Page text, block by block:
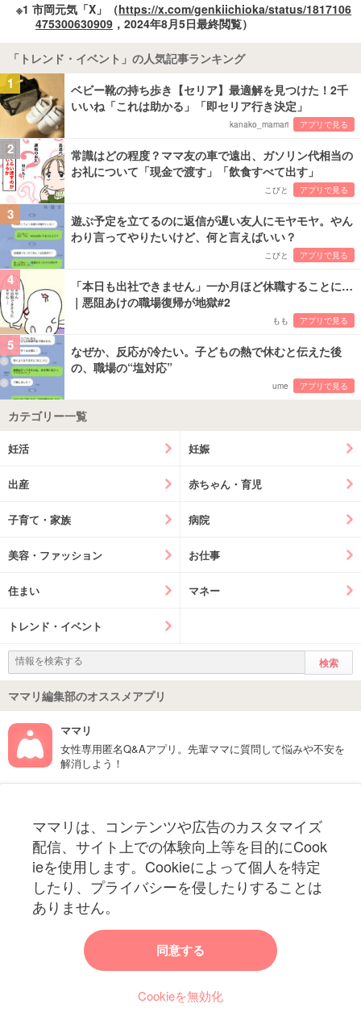
※1 市岡元気「X」（https://x.com/genkiichioka/status/1817106
475300630909 ，2024年8月5日最終閲覧）
「トレンド・イベント」の人気記事ランキング
1
ベビー靴の持ち歩き【セリア】最適解を見つけた！2千
いいね「これは助かる」「即セリア行き決定」
kanako_mamari アプリで見る
2
常識はどの程度？ママ友の車で遠出、ガソリン代相当の
お礼について「現金で渡す」「飲食すべて出す」
こびと アプリで見る
3
遊ぶ予定を立てるのに返信が遅い友人にモヤモヤ。やん
わり言ってやりたいけど、何と言えばいい？
こびと アプリで見る
4
「本日も出社できません」一か月ほど休職することに…
｜悪阻あけの職場復帰が地獄#2
もも アプリで見る
5
なぜか、反応が冷たい。子どもの熱で休むと伝えた後
の、職場の“塩対応”
ume アプリで見る
カテゴリー一覧
妊活 妊娠
出産 赤ちゃん・育児
子育て・家族 病院
美容・ファッション お仕事
住まい マネー
トレンド・イベント
ママリ編集部のオススメアプリ
ママリ
女性専用匿名Q&Aアプリ。先輩ママに質問して悩みや不安を
解消しよう！
ママリは、コンテンツや広告のカスタマイズ
配信、サイト上での体験向上等を目的にCook
ieを使用します。Cookieによって個人を特定
したり、プライバシーを侵したりすることは
ありません。
同意する
Cookieを無効化
妊娠〜子育て中のお役立ち情報を配信中
ママリからのお知らせ
ママリ編集部がみなさんのご意見をもとに記事を作成させていただきま